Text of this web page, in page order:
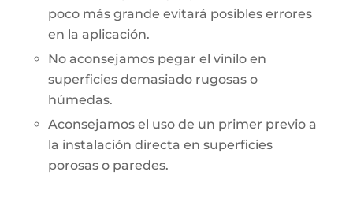
poco más grande evitará posibles errores
en la aplicación.
No aconsejamos pegar el vinilo en
superficies demasiado rugosas o
húmedas.
Aconsejamos el uso de un primer previo a
la instalación directa en superficies
porosas o paredes.